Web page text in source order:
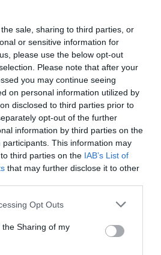
sale, sharing to third parties, or
or sensitive information for
please use the below opt-out
Please note that after your
you may continue seeing
on personal information utilized by
disclosed to third parties prior to
opt-out of the further
information by third parties on the
participants. This information may
third parties on the IAB’s List of
that may further disclose it to other
Opt Outs
Sharing of my
odporúča produkt